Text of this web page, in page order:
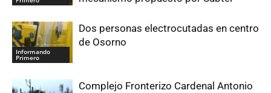
Informando
Primero
Dos personas electrocutadas en centro
de Osorno
Complejo Fronterizo Cardenal Antonio